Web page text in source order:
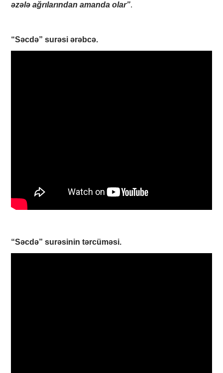
əzələ ağrılarından amanda olar”.
“Səcdə” surəsi ərəbcə.
“Səcdə” surəsinin tərcüməsi.